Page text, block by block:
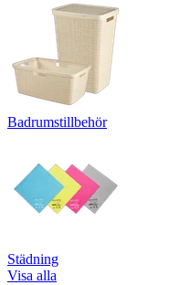
Badrumstillbehör
Städning
Visa alla